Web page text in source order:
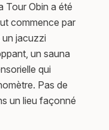
Tour Obin a été
commence par
un jacuzzi
un sauna
qui
Pas de
un lieu façonné